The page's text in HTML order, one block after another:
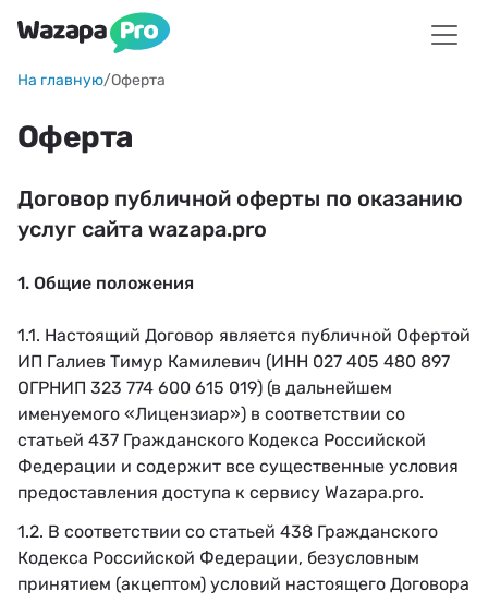
На главную/Оферта
Оферта
Договор публичной оферты по оказанию
услуг сайта wazapa.pro
1. Общие положения
1.1. Настоящий Договор является публичной Офертой
ИП Галиев Тимур Камилевич (ИНН 027 405 480 897
ОГРНИП 323 774 600 615 019) (в дальнейшем
именуемого «Лицензиар») в соответствии со
статьей 437 Гражданского Кодекса Российской
Федерации и содержит все существенные условия
предоставления доступа к сервису Wazapa.pro.
1.2. В соответствии со статьей 438 Гражданского
Кодекса Российской Федерации, безусловным
принятием (акцептом) условий настоящего Договора